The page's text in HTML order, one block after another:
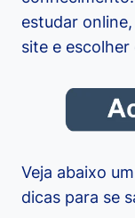
estudar
site e escolher
Veja abaixo
dicas para se